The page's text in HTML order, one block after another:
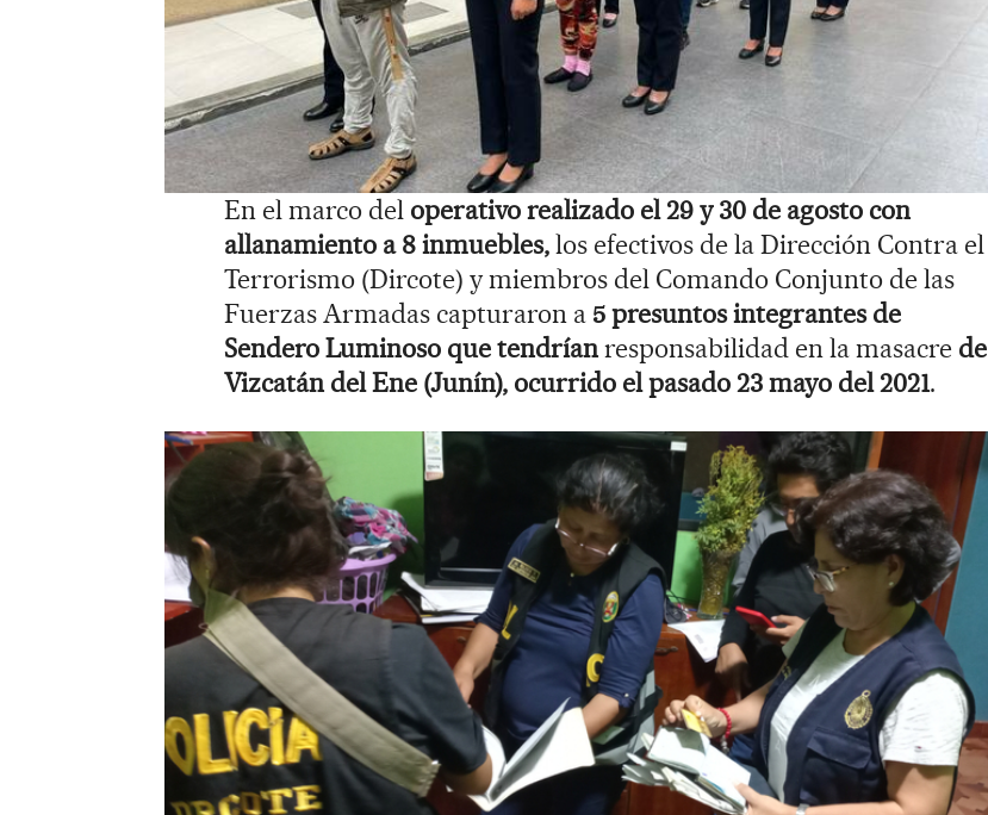
En el marco del operativo realizado el 29 y 30 de agosto con
allanamiento a 8 inmuebles,los efectivos de la Dirección Contra el
Terrorismo (Dircote) y miembros del Comando Conjunto de las
Fuerzas Armadas capturaron a 5 presuntos integrantes de
Sendero Luminoso que tendríanresponsabilidad en la masacre de
Vizcatán del Ene (Junín), ocurrido el pasado 23 mayo del 2021.